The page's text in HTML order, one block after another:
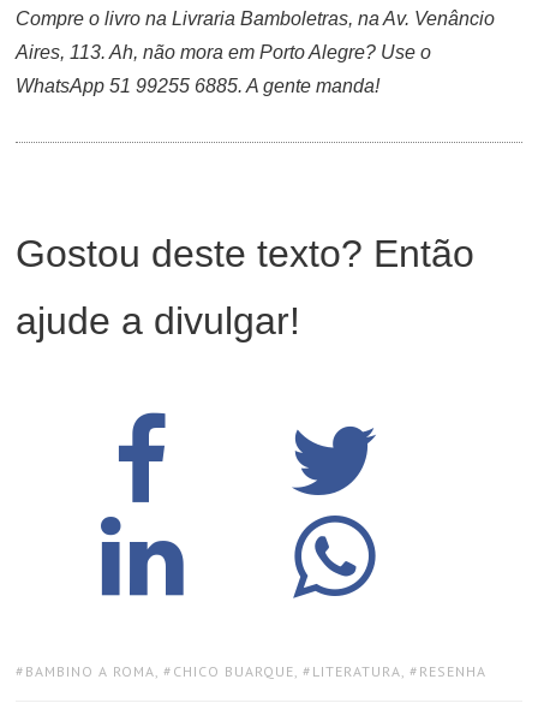
Compre o livro na Livraria Bamboletras, na Av. Venâncio
Aires, 113. Ah, não mora em Porto Alegre? Use o
WhatsApp 51 99255 6885. A gente manda!
Gostou deste texto? Então
ajude a divulgar!
TAGS:
BAMBINO A ROMA , CHICO BUARQUE , LITERATURA , RESENHA